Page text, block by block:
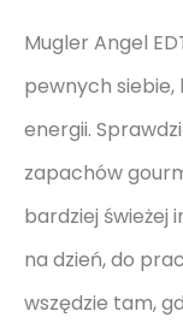
Mugler Angel
pewnych
energii.
zapachów
bardziej świeżej
na dzień, do
wszędzie tam,